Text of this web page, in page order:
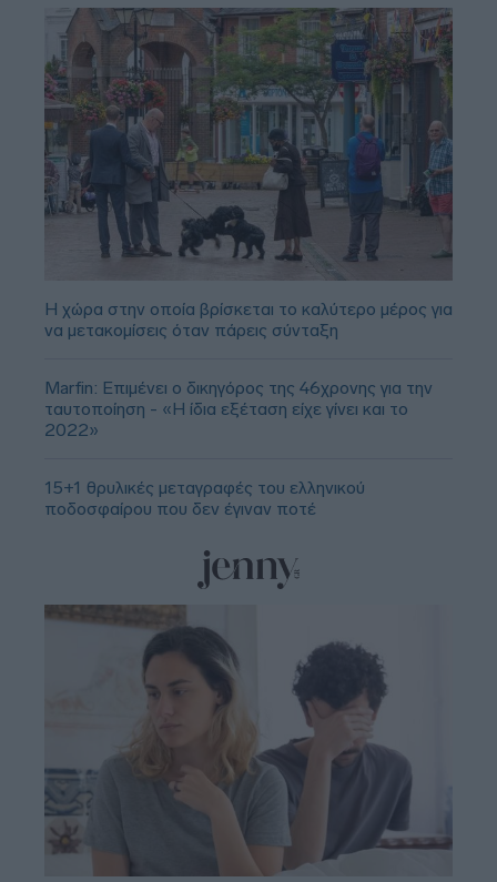
Η χώρα στην οποία βρίσκεται το καλύτερο μέρος για
να μετακομίσεις όταν πάρεις σύνταξη
Marfin: Επιμένει ο δικηγόρος της 46χρονης για την
ταυτοποίηση - «Η ίδια εξέταση είχε γίνει και το
2022»
15+1 θρυλικές μεταγραφές του ελληνικού
ποδοσφαίρου που δεν έγιναν ποτέ